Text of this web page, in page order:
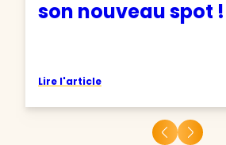
son nouveau spot !
Lire l'article